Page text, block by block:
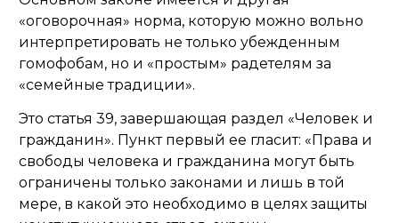
«оговорочная» норма, которую можно вольно
интерпретировать не только убежденным
гомофобам, но и «простым» радетелям за
«семейные традиции».
Это статья 39, завершающая раздел «Человек и
гражданин». Пункт первый ее гласит: «Права и
свободы человека и гражданина могут быть
ограничены только законами и лишь в той
мере, в какой это необходимо в целях защиты